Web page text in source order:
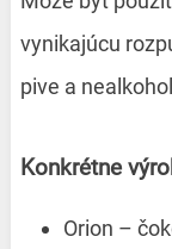
vynikajúcu
pive a
Konkrétne
Orion –